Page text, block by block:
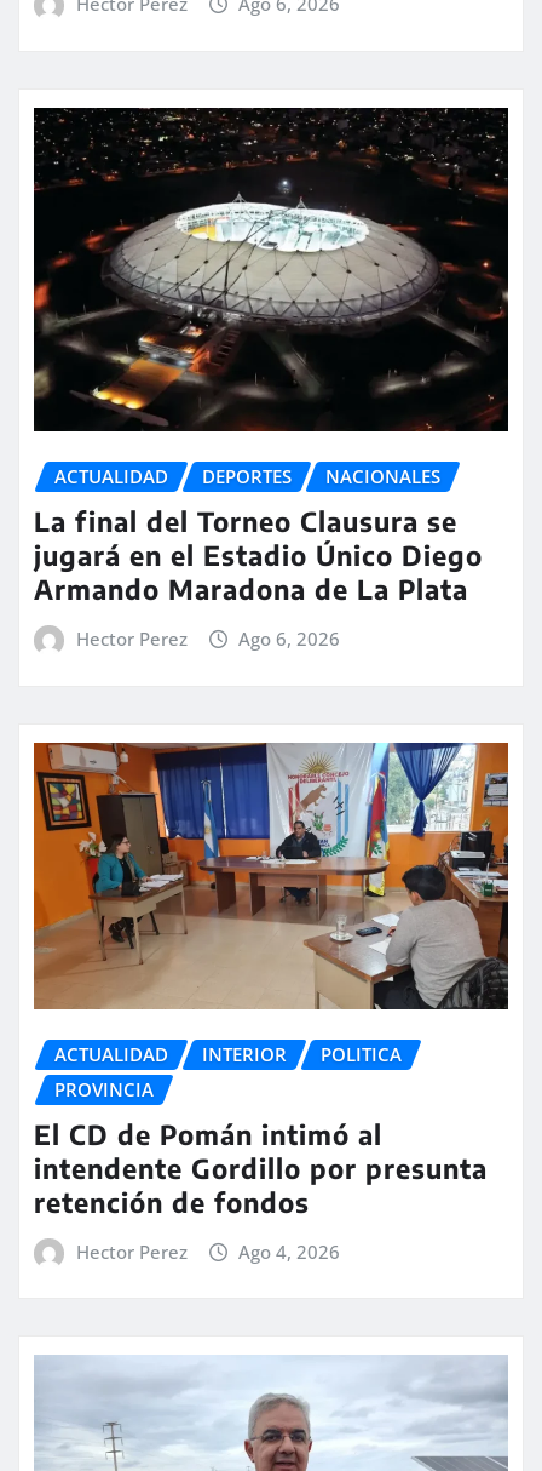
ACTUALIDAD DEPORTES NACIONALES
La final del Torneo Clausura se
jugará en el Estadio Único Diego
Armando Maradona de La Plata
Hector Perez Ago 6, 2026
ACTUALIDAD INTERIOR
POLITICA
PROVINCIA
El CD de Pomán intimó al
intendente Gordillo por presunta
retención de fondos
Hector Perez Ago 4, 2026